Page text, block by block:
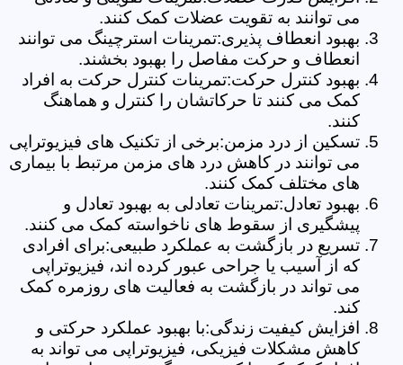
می توانند به تقویت عضلات کمک کنند.
بهبود انعطاف پذیری:تمرینات استرچینگ می توانند
انعطاف و حرکت مفاصل را بهبود بخشند.
بهبود کنترل حرکت:تمرینات کنترل حرکت به افراد
کمک می کنند تا حرکاتشان را کنترل و هماهنگ
کنند.
تسکین از درد مزمن:برخی از تکنیک های فیزیوتراپی
می توانند در کاهش درد های مزمن مرتبط با بیماری
های مختلف کمک کنند.
بهبود تعادل:تمرینات تعادلی به بهبود تعادل و
پیشگیری از سقوط های ناخواسته کمک می کنند.
تسریع در بازگشت به عملکرد طبیعی:برای افرادی
که از آسیب یا جراحی عبور کرده اند، فیزیوتراپی
می تواند در بازگشت به فعالیت های روزمره کمک
کند.
افزایش کیفیت زندگی:با بهبود عملکرد حرکتی و
کاهش مشکلات فیزیکی، فیزیوتراپی می تواند به